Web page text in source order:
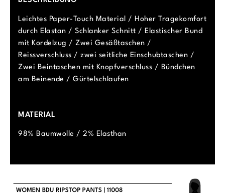
Leichtes Paper-Touch Material / Hoher Tragekomfort
durch Elastan / Schlanker Schnitt / Elastischer Bund
mit Kordelzug / Zwei Gesäßtaschen /
Reissverschluss / zwei seitliche Einschubtaschen /
Zwei Beintaschen mit Knopfverschluss / Bündchen
am Beinende / Gürtelschlaufen
MATERIAL
98% Baumwolle / 2% Elasthan